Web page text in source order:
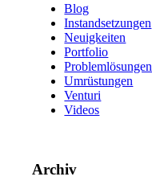
Blog
Instandsetzungen
Neuigkeiten
Portfolio
Problemlösungen
Umrüstungen
Venturi
Videos
Archiv